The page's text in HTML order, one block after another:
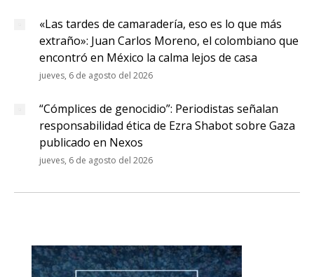
«Las tardes de camaradería, eso es lo que más
extraño»: Juan Carlos Moreno, el colombiano que
encontró en México la calma lejos de casa
jueves, 6 de agosto del 2026
“Cómplices de genocidio”: Periodistas señalan
responsabilidad ética de Ezra Shabot sobre Gaza
publicado en Nexos
jueves, 6 de agosto del 2026